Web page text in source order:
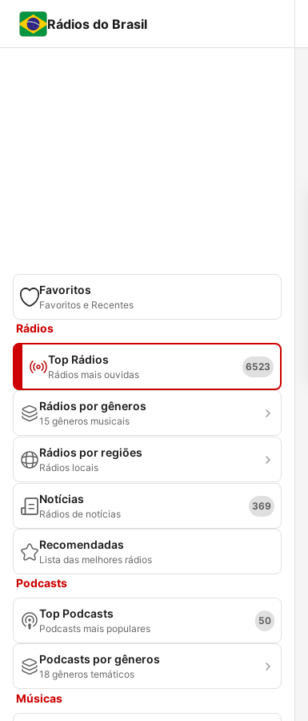
Rádios do Brasil
Favoritos
Favoritos e Recentes
Rádios
Top Rádios
Rádios mais ouvidas
6523
Rádios por gêneros
15 gêneros musicais
Rádios por regiões
Rádios locais
Notícias
Rádios de notícias
369
Recomendadas
Lista das melhores rádios
Podcasts
Top Podcasts
Podcasts mais populares
50
Podcasts por gêneros
18 gêneros temáticos
Músicas